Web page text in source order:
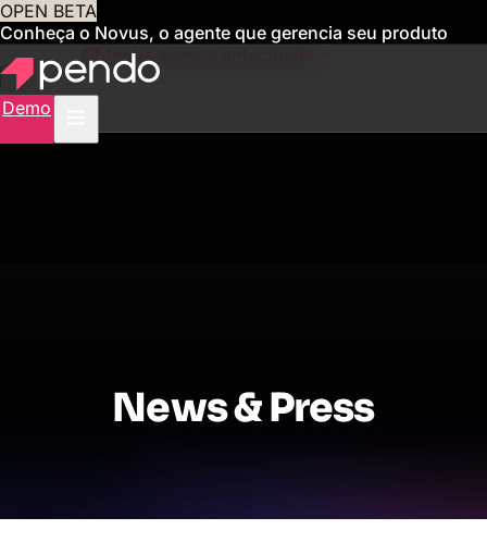
OPEN BETA
Conheça o Novus, o agente que gerencia seu produto
para você Obtenha acesso antecipado
Demo
News & Press